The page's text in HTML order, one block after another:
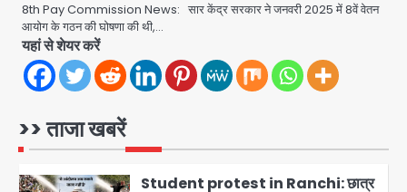
8th Pay Commission News: सार केंद्र सरकार ने जनवरी 2025 में 8वें वेतन
आयोग के गठन की घोषणा की थी,…
यहां से शेयर करें
>> ताजा खबरें
Jeff Bezos Liverpool stake
deal: अमेजन फाउंडर और एडुआर्डो सावेरिन
Avinash Kumar
इस्तेमाल
Avinash Kumar